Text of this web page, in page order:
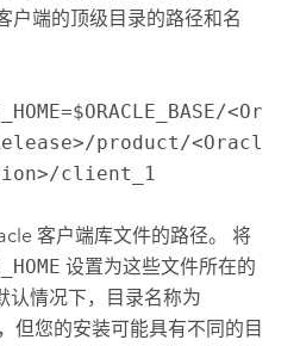
户端的顶级目录的路径和名
<Or
product/<Oracl
client_1
客户端库文件的路径。 将
设置为这些文件所在的
认情况下，目录名称为
但您的安装可能具有不同的目